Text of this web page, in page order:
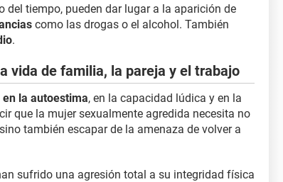
del tiempo, pueden dar lugar a la aparición de
como las drogas o el alcohol. También
.
vida de familia, la pareja y el trabajo
la autoestima, en la capacidad lúdica y en la
que la mujer sexualmente agredida necesita no
también escapar de la amenaza de volver a
sufrido una agresión total a su integridad física